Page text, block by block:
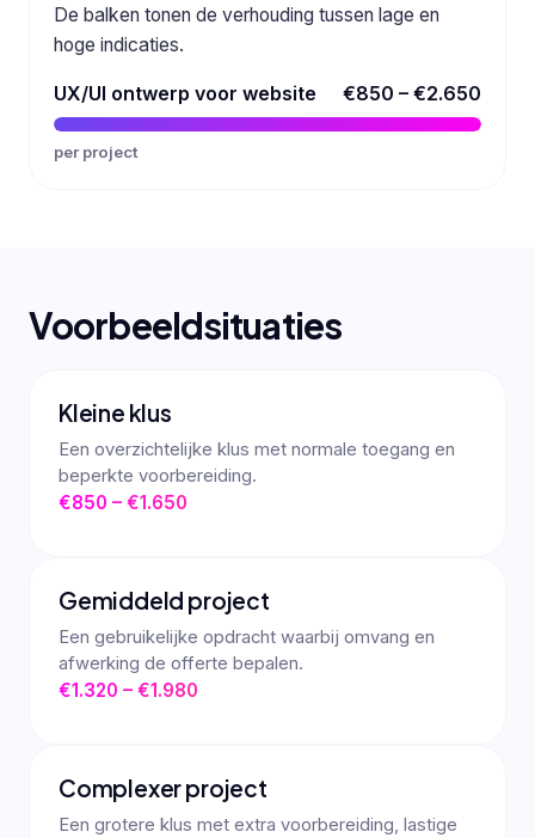
De balken tonen de verhouding tussen lage en
hoge indicaties.
UX/UI ontwerp voor website €850 – €2.650
per project
Voorbeeldsituaties
Kleine klus
Een overzichtelijke klus met normale toegang en
beperkte voorbereiding.
€850 – €1.650
Gemiddeld project
Een gebruikelijke opdracht waarbij omvang en
afwerking de offerte bepalen.
€1.320 – €1.980
Complexer project
Een grotere klus met extra voorbereiding, lastige